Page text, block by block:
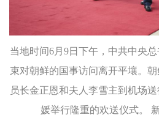
当地时间6月9日下午，中共中央
束对朝鲜的国事访问离开平壤。
员长金正恩和夫人李雪主到机场
媛举行隆重的欢送仪式。